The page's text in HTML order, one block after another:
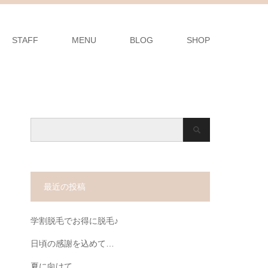
STAFF MENU BLOG SHOP
最近の投稿
学割脱毛でお得に脱毛♪
日頃の感謝を込めて…